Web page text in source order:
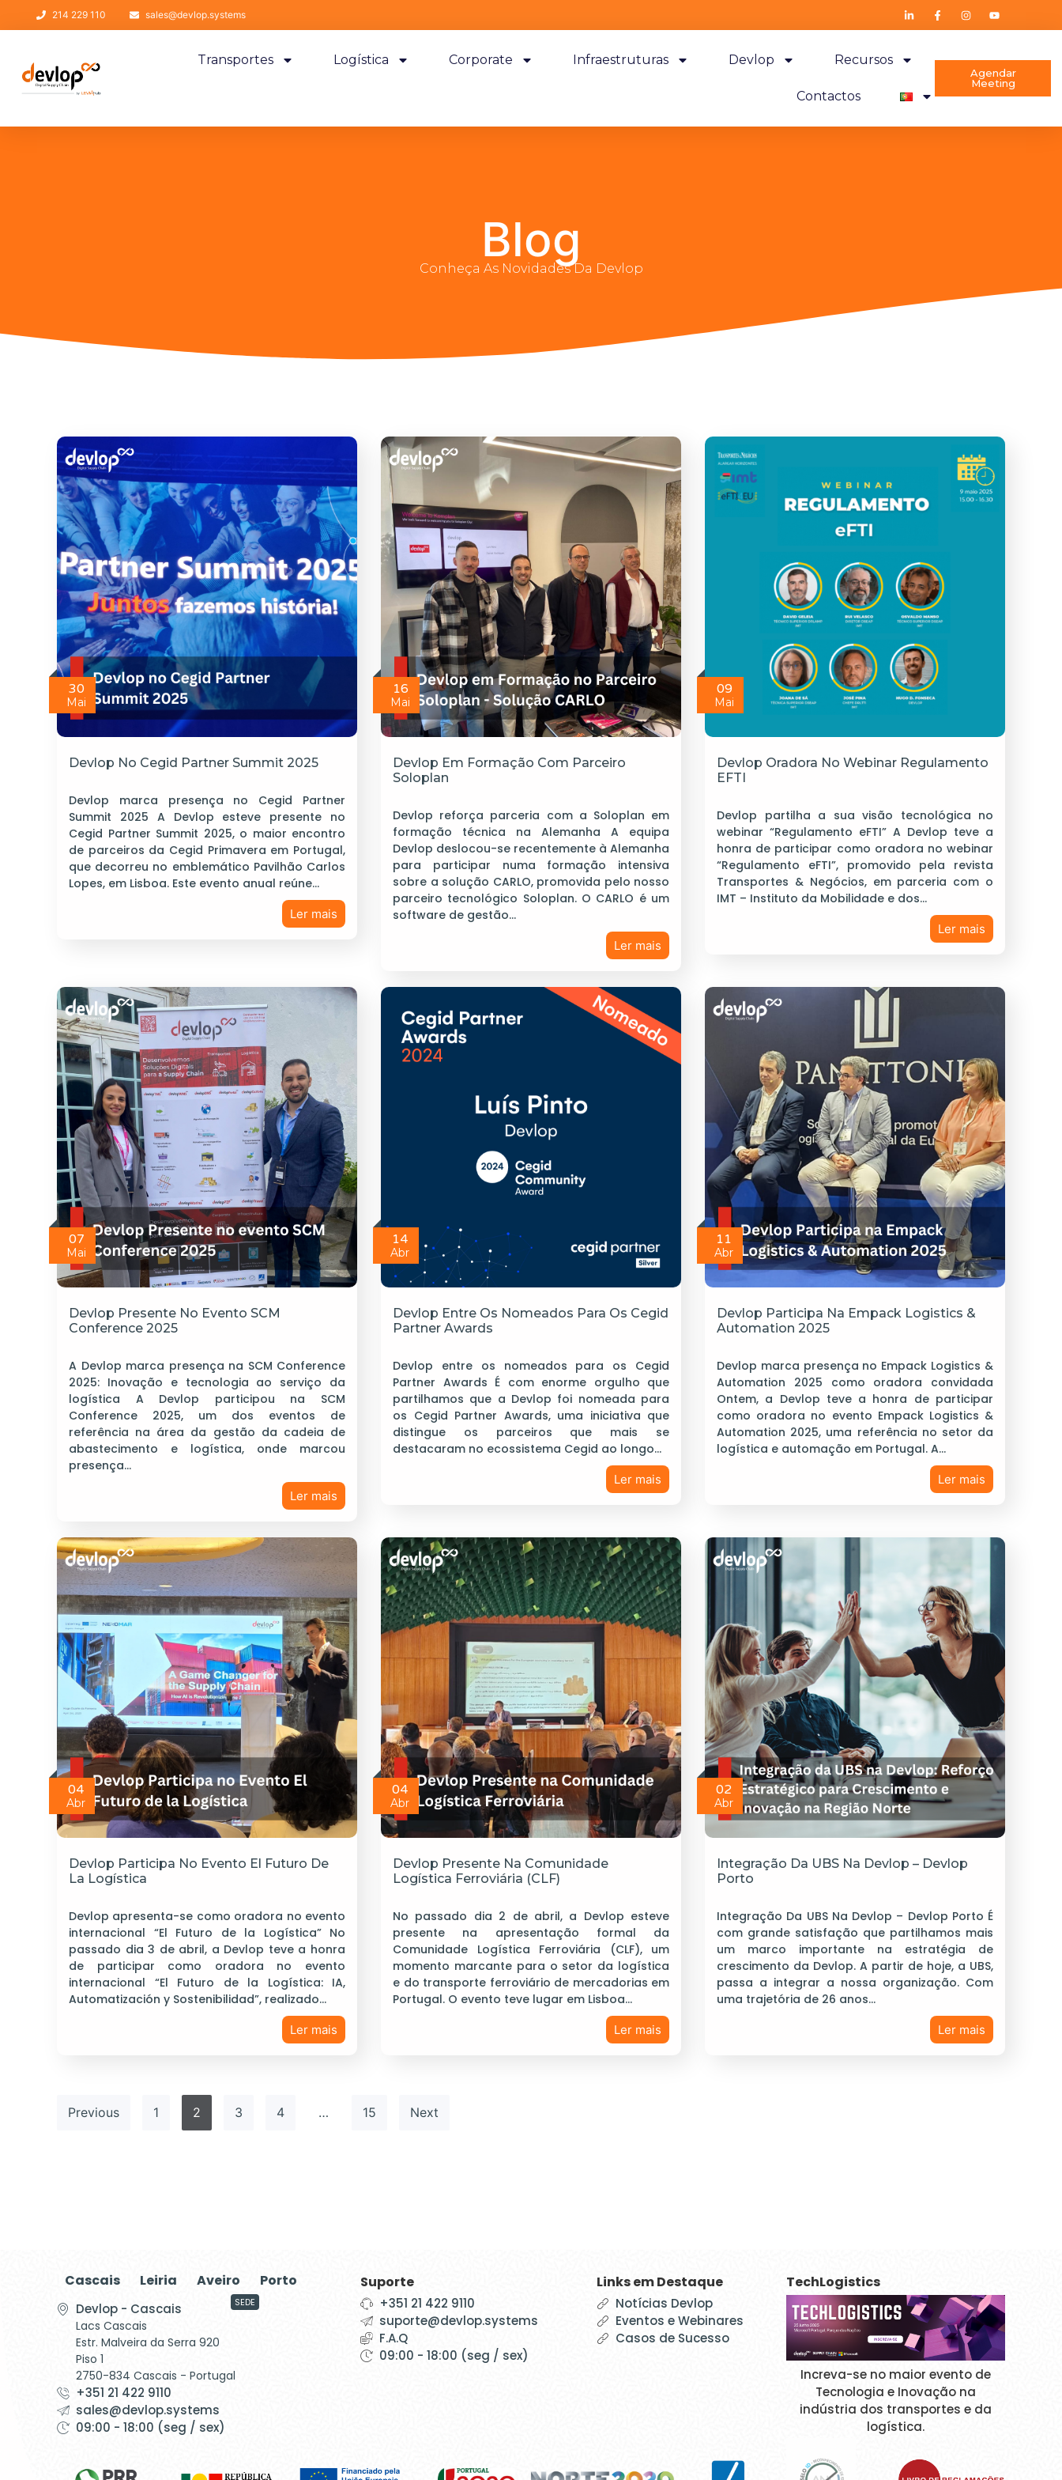
214 229 110 sales@devlop.systems
Transportes Logística Corporate Infraestruturas Devlop Recursos
Contactos
Agendar
Meeting
Blog
Conheça As Novidades Da Devlop
30
Mai
Devlop No Cegid Partner Summit 2025
Devlop marca presença no Cegid Partner
Summit 2025 A Devlop esteve presente no
Cegid Partner Summit 2025, o maior encontro
de parceiros da Cegid Primavera em Portugal,
que decorreu no emblemático Pavilhão Carlos
Lopes, em Lisboa. Este evento anual reúne…
Ler mais
16
Mai
Devlop Em Formação Com Parceiro
Soloplan
Devlop reforça parceria com a Soloplan em
formação técnica na Alemanha A equipa
Devlop deslocou-se recentemente à Alemanha
para participar numa formação intensiva
sobre a solução CARLO, promovida pelo nosso
parceiro tecnológico Soloplan. O CARLO é um
software de gestão…
Ler mais
09
Mai
Devlop Oradora No Webinar Regulamento
EFTI
Devlop partilha a sua visão tecnológica no
webinar “Regulamento eFTI” A Devlop teve a
honra de participar como oradora no webinar
“Regulamento eFTI”, promovido pela revista
Transportes & Negócios, em parceria com o
IMT – Instituto da Mobilidade e dos…
Ler mais
07
Mai
Devlop Presente No Evento SCM
Conference 2025
A Devlop marca presença na SCM Conference
2025: Inovação e tecnologia ao serviço da
logística A Devlop participou na SCM
Conference 2025, um dos eventos de
referência na área da gestão da cadeia de
abastecimento e logística, onde marcou
presença…
Ler mais
14
Abr
Devlop Entre Os Nomeados Para Os Cegid
Partner Awards
Devlop entre os nomeados para os Cegid
Partner Awards É com enorme orgulho que
partilhamos que a Devlop foi nomeada para
os Cegid Partner Awards, uma iniciativa que
distingue os parceiros que mais se
destacaram no ecossistema Cegid ao longo…
Ler mais
11
Abr
Devlop Participa Na Empack Logistics &
Automation 2025
Devlop marca presença no Empack Logistics &
Automation 2025 como oradora convidada
Ontem, a Devlop teve a honra de participar
como oradora no evento Empack Logistics &
Automation 2025, uma referência no setor da
logística e automação em Portugal. A…
Ler mais
04
Abr
Devlop Participa No Evento El Futuro De
La Logística
Devlop apresenta-se como oradora no evento
internacional “El Futuro de la Logística” No
passado dia 3 de abril, a Devlop teve a honra
de participar como oradora no evento
internacional “El Futuro de la Logística: IA,
Automatización y Sostenibilidad”, realizado…
Ler mais
04
Abr
Devlop Presente Na Comunidade
Logística Ferroviária (CLF)
No passado dia 2 de abril, a Devlop esteve
presente na apresentação formal da
Comunidade Logística Ferroviária (CLF), um
momento marcante para o setor da logística
e do transporte ferroviário de mercadorias em
Portugal. O evento teve lugar em Lisboa…
Ler mais
02
Abr
Integração Da UBS Na Devlop – Devlop
Porto
Integração Da UBS Na Devlop – Devlop Porto É
com grande satisfação que partilhamos mais
um marco importante na estratégia de
crescimento da Devlop. A partir de hoje, a UBS,
passa a integrar a nossa organização. Com
uma trajetória de 26 anos…
Ler mais
Previous 1 2 3 4 … 15 Next
Cascais Leiria Aveiro Porto
Devlop - Cascais
Lacs Cascais
Estr. Malveira da Serra 920
Piso 1
2750-834 Cascais - Portugal
SEDE
+351 21 422 9110
sales@devlop.systems
09:00 - 18:00 (seg / sex)
Suporte
+351 21 422 9110
suporte@devlop.systems
F.A.Q
09:00 - 18:00 (seg / sex)
Links em Destaque
Notícias Devlop
Eventos e Webinares
Casos de Sucesso
TechLogistics
Increva-se no maior evento de
Tecnologia e Inovação na
indústria dos transportes e da
logística.